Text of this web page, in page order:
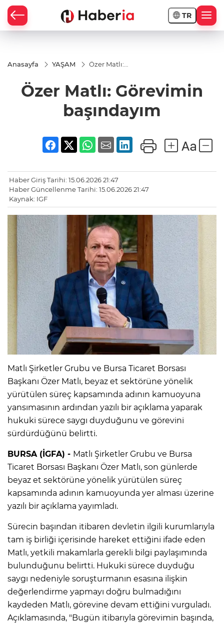
TR
Anasayfa YAŞAM
Özer Matlı:
Özer Matlı: Görevimin
başındayım
Haber Giriş Tarihi: 15.06.2026 21:47
Haber Güncellenme Tarihi: 15.06.2026 21:47
Kaynak: IGF
Matlı Şirketler Grubu ve Bursa Ticaret Borsası
Başkanı Özer Matlı, beyaz et sektörüne yönelik
yürütülen süreç kapsamında adının kamuoyuna
yansımasının ardından yazılı bir açıklama yaparak
hukuki sürece saygı duyduğunu ve görevini
sürdürdüğünü belirtti.
BURSA (İGFA) - Matlı Şirketler Grubu ve Bursa
Ticaret Borsası Başkanı Özer Matlı, son günlerde
beyaz et sektörüne yönelik yürütülen süreç
kapsamında adının kamuoyunda yer alması üzerine
yazılı bir açıklama yayımladı.
Sürecin başından itibaren devletin ilgili kurumlarıyla
tam iş birliği içerisinde hareket ettiğini ifade eden
Matlı, yetkili makamlarla gerekli bilgi paylaşımında
bulunduğunu belirtti. Hukuki sürece duyduğu
saygı nedeniyle soruşturmanın esasına ilişkin
değerlendirme yapmayı doğru bulmadığını
kaydeden Matlı, görevine devam ettiğini vurguladı.
Açıklamasında, "Bugün itibarıyla görevimin başında,